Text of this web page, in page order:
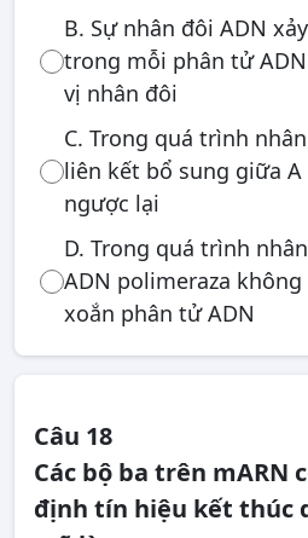
B. Sự nhân đôi ADN
trong mỗi phân tử
vị nhân đôi
C. Trong quá trình
liên kết bổ sung giữa A
ngược lại
D. Trong quá trình
ADN polimeraza
xoắn phân tử ADN
Câu 18
Các bộ ba trên mARN
định tín hiệu kết thúc